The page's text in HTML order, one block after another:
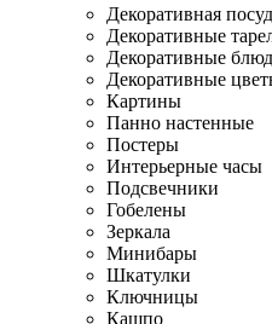
Декоративная
Декоративные
Декоративные
Декоративные
Картины
Панно настенные
Постеры
Интерьерные часы
Подсвечники
Гобелены
Зеркала
Минибары
Шкатулки
Ключницы
Кашпо